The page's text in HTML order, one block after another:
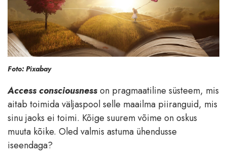
Foto: Pixabay
Access consciousnesson pragmaatiline süsteem, mis
aitab toimida väljaspool selle maailma piiranguid, mis
sinu jaoks ei toimi. Kõige suurem võime on oskus
muuta kõike. Oled valmis astuma ühendusse
iseendaga?